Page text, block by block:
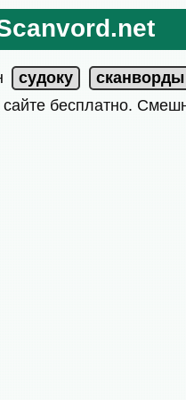
сайте бесплатно.